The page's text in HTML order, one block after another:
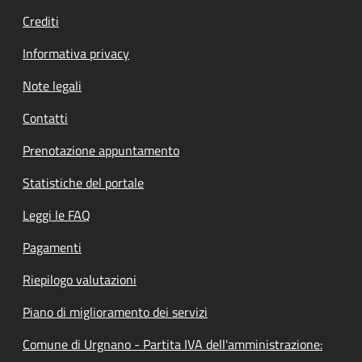
Crediti
Informativa privacy
Note legali
Contatti
Prenotazione appuntamento
Statistiche del portale
Leggi le FAQ
Pagamenti
Riepilogo valutazioni
Piano di miglioramento dei servizi
Comune di Urgnano - Partita IVA dell'amministrazione: